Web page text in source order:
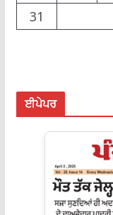
31
ਈਪੇਪਰ